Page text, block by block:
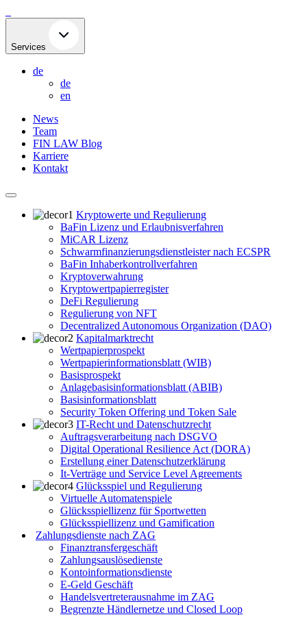
to
Services
de
de
en
News
Team
FIN LAW Blog
Karriere
Kontakt
Kryptowerte und Regulierung
BaFin Lizenz und Erlaubnisverfahren
MiCAR Lizenz
Schwarmfinanzierungsdienstleister nach ECSPR
BaFin Inhaberkontrollverfahren
Kryptoverwahrung
Kryptowertpapierregister
DeFi Regulierung
Regulierung von NFT
Decentralized Autonomous Organization (DAO)
Kapitalmarktrecht
Wertpapierprospekt
Wertpapierinformationsblatt (WIB)
Basisprospekt
Anlagebasisinformationsblatt (ABIB)
Basisinformationsblatt
Security Token Offering und Token Sale
IT-Recht und Datenschutzrecht
Auftragsverarbeitung nach DSGVO
Digital Operational Resilience Act (DORA)
Erstellung einer Datenschutzerklärung
It-Verträge und Service Level Agreements
Glücksspiel und Regulierung
Virtuelle Automatenspiele
Glücksspiellizenz für Sportwetten
Glücksspiellizenz und Gamification
Zahlungsdienste nach ZAG
Finanztransfergeschäft
Zahlungsauslösedienste
Kontoinformationsdienste
E-Geld Geschäft
Handelsvertreterausnahme im ZAG
Begrenzte Händlernetze und Closed Loop